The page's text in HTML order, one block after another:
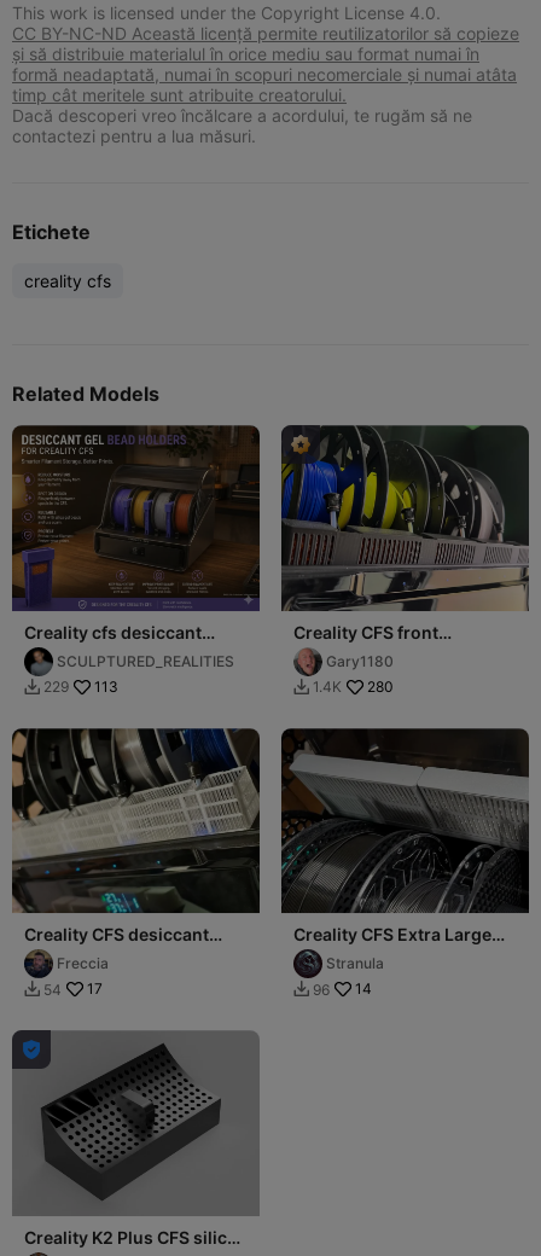
This work is licensed under the Copyright License 4.0.
CC BY-NC-ND Această licență permite reutilizatorilor să copieze
și să distribuie materialul în orice mediu sau format numai în
formă neadaptată, numai în scopuri necomerciale și numai atâta
timp cât meritele sunt atribuite creatorului.
Dacă descoperi vreo încălcare a acordului, te rugăm să ne
contactezi pentru a lua măsuri.
Etichete
creality cfs
Related Models
Creality cfs desiccant
holder (for filament
seperation slot)
SCULPTURED_REALITIES
 229 113
Creality CFS front
dessicant holder
Gary1180
 1.4K 280
Creality CFS desiccant
Extra Tray for silicagel in
frontFreccia
 54 17
Creality CFS Extra Large
Desiccant Holder
Stranula
 96 14

Creality K2 Plus CFS silica